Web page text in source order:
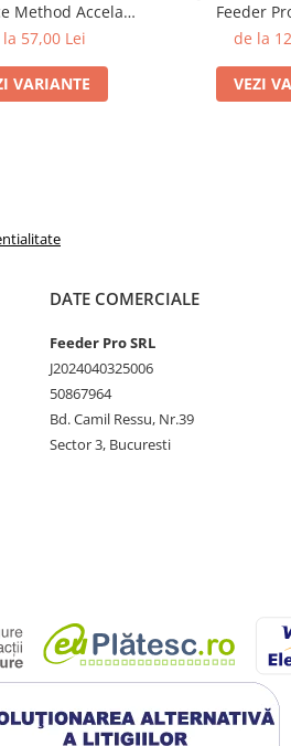
Method Accela
Fluo 1000m |
57,00 Lei
VARIANTE
Feeder
de la
VEZI
DATE COMERCIALE
Feeder Pro SRL
J2024040325006
50867964
Bd. Camil Ressu, Nr.39
Sector 3, Bucuresti